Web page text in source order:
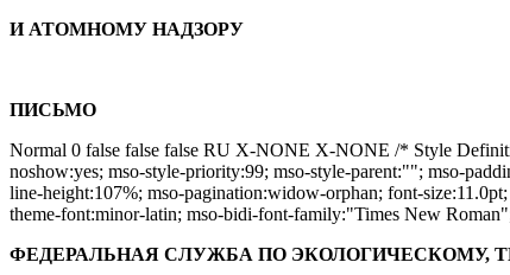
И АТОМНОМУ НАДЗОРУ
ПИСЬМО
Normal 0 false false false RU X-NONE X-NONE /* Style
noshow:yes; mso-style-priority:99; mso-style-parent:""; mso-
line-height:107%; mso-pagination:widow-orphan; font-
theme-font:minor-latin; mso-bidi-font-family:"Times New
ФЕДЕРАЛЬНАЯ СЛУЖБА ПО ЭКОЛОГИЧЕСКОМУ,